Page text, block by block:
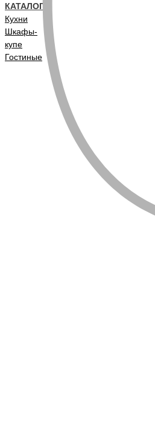
КАТАЛОГ
Кухни
Шкафы-
купе
Гостиные